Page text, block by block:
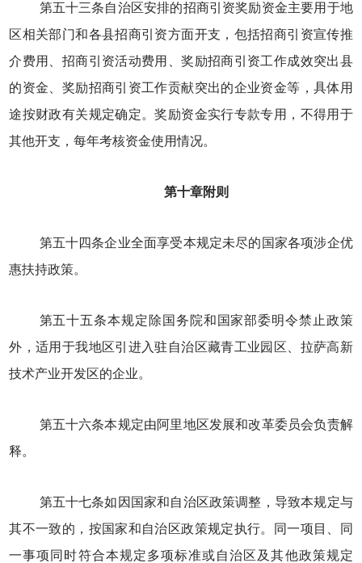
第五十三条自治区安排的招商引资奖励资金主要用于地
区相关部门和各县招商引资方面开支，包括招商引资宣传推
介费用、招商引资活动费用、奖励招商引资工作成效突出县
的资金、奖励招商引资工作贡献突出的企业资金等，具体用
途按财政有关规定确定。奖励资金实行专款专用，不得用于
其他开支，每年考核资金使用情况。
第十章附则
第五十四条企业全面享受本规定未尽的国家各项涉企优
惠扶持政策。
第五十五条本规定除国务院和国家部委明令禁止政策
外，适用于我地区引进入驻自治区藏青工业园区、拉萨高新
技术产业开发区的企业。
第五十六条本规定由阿里地区发展和改革委员会负责解
释。
第五十七条如因国家和自治区政策调整，导致本规定与
其不一致的，按国家和自治区政策规定执行。同一项目、同
一事项同时符合本规定多项标准或自治区及其他政策规定